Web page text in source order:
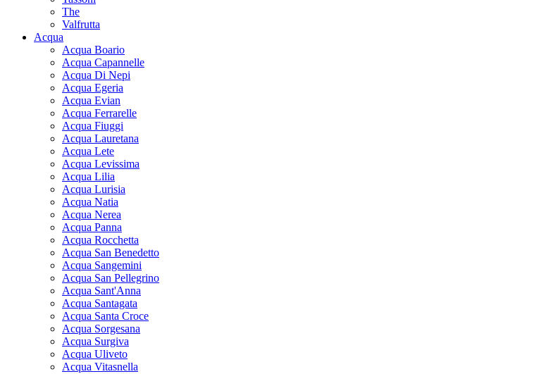
The
Valfrutta
Acqua
Acqua Boario
Acqua Capannelle
Acqua Di Nepi
Acqua Egeria
Acqua Evian
Acqua Ferrarelle
Acqua Fiuggi
Acqua Lauretana
Acqua Lete
Acqua Levissima
Acqua Lilia
Acqua Lurisia
Acqua Natia
Acqua Nerea
Acqua Panna
Acqua Rocchetta
Acqua San Benedetto
Acqua Sangemini
Acqua San Pellegrino
Acqua Sant'Anna
Acqua Santagata
Acqua Santa Croce
Acqua Sorgesana
Acqua Surgiva
Acqua Uliveto
Acqua Vitasnella